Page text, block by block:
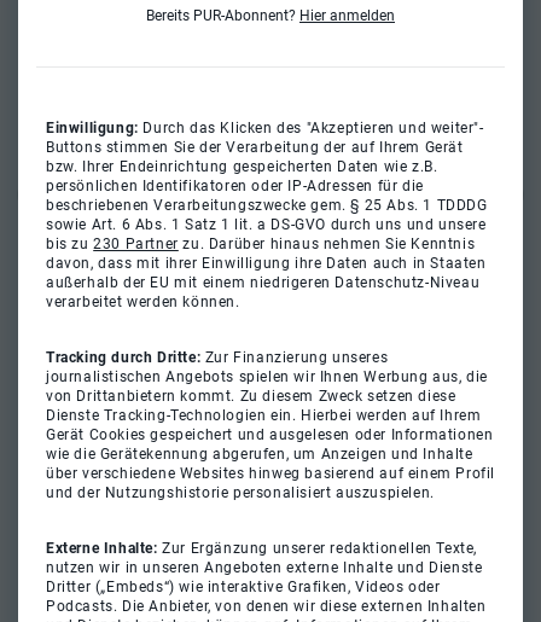
Bereits PUR-Abonnent? Hier anmelden
Einwilligung: Durch das Klicken des "Akzeptieren und weiter"-
Buttons stimmen Sie der Verarbeitung der auf Ihrem Gerät
bzw. Ihrer Endeinrichtung gespeicherten Daten wie z.B.
persönlichen Identifikatoren oder IP-Adressen für die
beschriebenen Verarbeitungszwecke gem. § 25 Abs. 1 TDDDG
sowie Art. 6 Abs. 1 Satz 1 lit. a DS-GVO durch uns und unsere
bis zu230 Partner zu. Darüber hinaus nehmen Sie Kenntnis
davon, dass mit ihrer Einwilligung ihre Daten auch in Staaten
außerhalb der EU mit einem niedrigeren Datenschutz-Niveau
verarbeitet werden können.
Tracking durch Dritte: Zur Finanzierung unseres
journalistischen Angebots spielen wir Ihnen Werbung aus, die
von Drittanbietern kommt. Zu diesem Zweck setzen diese
Dienste Tracking-Technologien ein. Hierbei werden auf Ihrem
Gerät Cookies gespeichert und ausgelesen oder Informationen
wie die Gerätekennung abgerufen, um Anzeigen und Inhalte
über verschiedene Websites hinweg basierend auf einem Profil
und der Nutzungshistorie personalisiert auszuspielen.
Externe Inhalte:Zur Ergänzung unserer redaktionellen Texte,
nutzen wir in unseren Angeboten externe Inhalte und Dienste
Dritter („Embeds“) wie interaktive Grafiken, Videos oder
Podcasts. Die Anbieter, von denen wir diese externen Inhalten